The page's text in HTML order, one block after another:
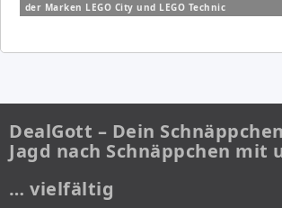
der Marken LEGO City und LEGO Technic
DealGott – Dein
Jagd nach Schnäppchen mit
… vielfältig